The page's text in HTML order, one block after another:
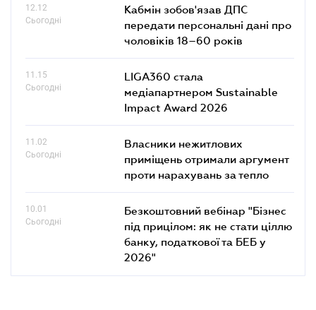
12.12
Сьогодні
Кабмін зобов'язав ДПС
передати персональні дані про
чоловіків 18–60 років
11.15
Сьогодні
LIGA360 стала
медіапартнером Sustainable
Impact Award 2026
11.02
Сьогодні
Власники нежитлових
приміщень отримали аргумент
проти нарахувань за тепло
10.01
Сьогодні
Безкоштовний вебінар "Бізнес
під прицілом: як не стати ціллю
банку, податкової та БЕБ у
2026"